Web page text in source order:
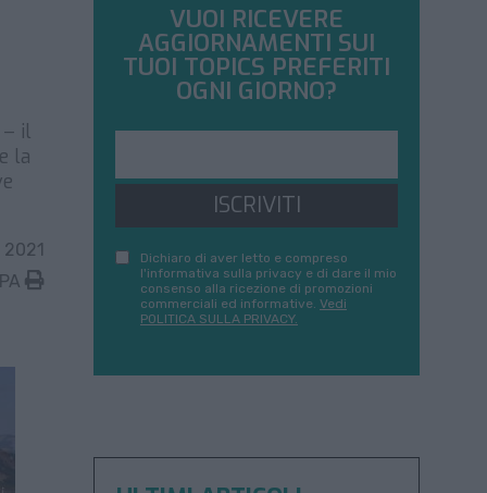
– il
la
2021
VUOI RICEVERE
AGGIORNAMENTI SUI
TUOI TOPICS PREFERITI
OGNI GIORNO?
ISCRIVITI
Dichiaro di aver letto e compreso
l'informativa sulla privacy e di dare il mio
consenso alla ricezione di promozioni
commerciali ed informative. Vedi
POLITICA SULLA PRIVACY.